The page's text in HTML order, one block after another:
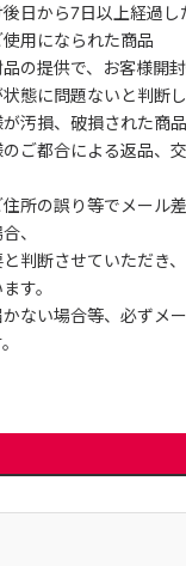
後日から7日以上経過し
使用になられた商品
品の提供で、お客様開
状態に問題ないと判断
が汚損、破損された商品
のご都合による返品、
住所の誤り等でメール
、
判断させていただき
す。
ない場合等、必ずメ